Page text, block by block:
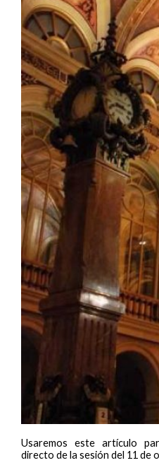
Usaremos este artículo
directo de la sesión del 11 de